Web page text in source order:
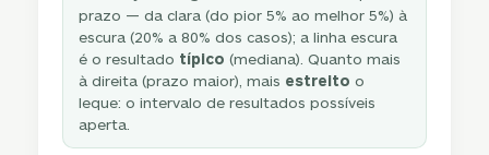
prazo — da clara (do pior 5% ao melhor 5%) à
escura (20% a 80% dos casos); a linha escura
é o resultado típico (mediana). Quanto mais
à direita (prazo maior), mais estreito o
leque: o intervalo de resultados possíveis
aperta.